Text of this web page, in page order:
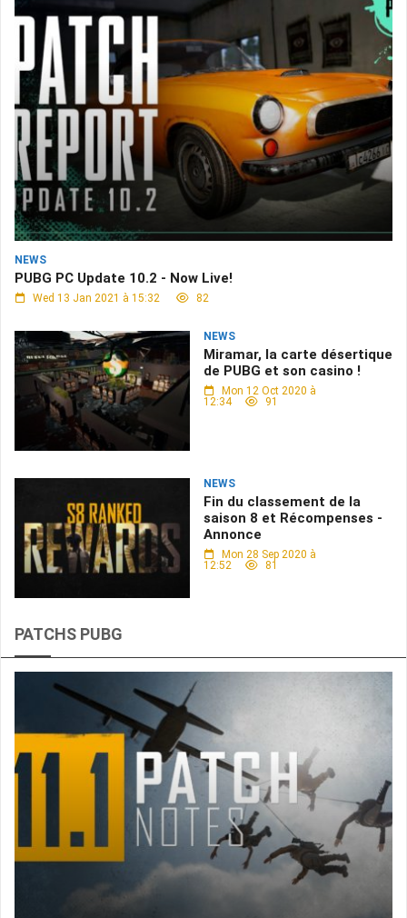
NEWS
PUBG PC Update 10.2 - Now Live!
Wed 13 Jan 2021 à 15:32 82
NEWS
Miramar, la carte désertique
de PUBG et son casino !
Mon 12 Oct 2020 à
12:34
91
NEWS
Fin du classement de la
saison 8 et Récompenses -
Annonce
Mon 28 Sep 2020 à
12:52
81
PATCHS PUBG